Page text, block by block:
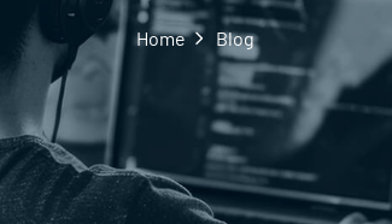
Home Blog